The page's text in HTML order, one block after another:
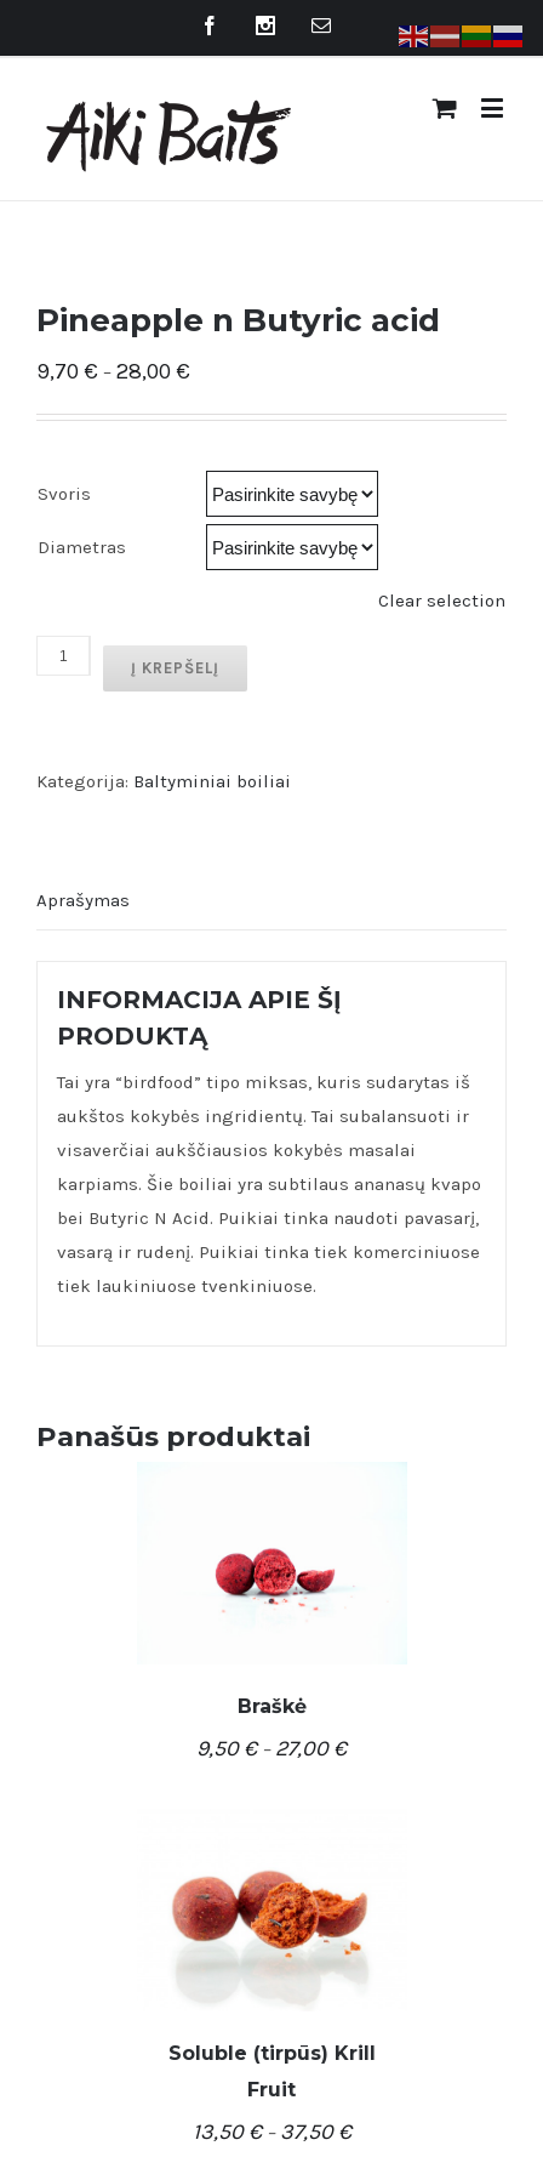
Pineapple n Butyric acid
9,70 € – 28,00 €
Svoris
Diametras
Clear selection
produkto
Butyric
Į KREPŠELĮ
Kategorija: Baltyminiai boiliai
Aprašymas
INFORMACIJA APIE ŠĮ
PRODUKTĄ
Tai yra “birdfood” tipo miksas, kuris sudarytas iš
aukštos kokybės ingridientų. Tai subalansuoti ir
visaverčiai aukščiausios kokybės masalai
karpiams. Šie boiliai yra subtilaus ananasų kvapo
bei Butyric N Acid. Puikiai tinka naudoti pavasarį,
vasarą ir rudenį. Puikiai tinka tiek komerciniuose
tiek laukiniuose tvenkiniuose.
Panašūs produktai
PASIRINKTI SAVYBES
Braškė
9,50€– 27,00€
DETALĖS
Soluble (tirpūs) Krill
Fruit
13,50€– 37,50€